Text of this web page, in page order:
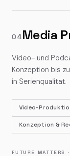
04Media
Video- und
Konzeption bis
in Serienqualität.
Video-
Konzeption &
FUTURE MATTERS